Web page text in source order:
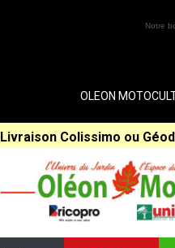
Notre
OLEON
Livraison Colissimo ou